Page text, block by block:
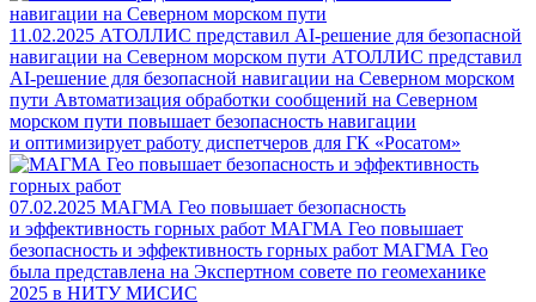
11.02.2025 АТОЛЛИС представил AI-решение для безопасной
навигации на Северном морском пути АТОЛЛИС представил
AI-решение для безопасной навигации на Северном морском
пути Автоматизация обработки сообщений на Северном
морском пути повышает безопасность навигации
и оптимизирует работу диспетчеров для ГК «Росатом»
07.02.2025 МАГМА Гео повышает безопасность
и эффективность горных работ МАГМА Гео повышает
безопасность и эффективность горных работ МАГМА Гео
была представлена на Экспертном совете по геомеханике
2025 в НИТУ МИСИС